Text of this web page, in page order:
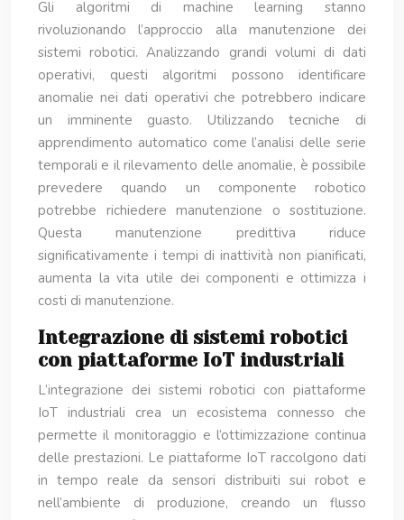
Gli algoritmi di machine learning stanno
rivoluzionando l’approccio alla manutenzione dei
sistemi robotici. Analizzando grandi volumi di dati
operativi, questi algoritmi possono identificare
anomalie nei dati operativi che potrebbero indicare
un imminente guasto. Utilizzando tecniche di
apprendimento automatico come l’analisi delle serie
temporali e il rilevamento delle anomalie, è possibile
prevedere quando un componente robotico
potrebbe richiedere manutenzione o sostituzione.
Questa manutenzione predittiva riduce
significativamente i tempi di inattività non pianificati,
aumenta la vita utile dei componenti e ottimizza i
costi di manutenzione.
Integrazione di sistemi robotici
con piattaforme IoT industriali
L’integrazione dei sistemi robotici con piattaforme
IoT industriali crea un ecosistema connesso che
permette il monitoraggio e l’ottimizzazione continua
delle prestazioni. Le piattaforme IoT raccolgono dati
in tempo reale da sensori distribuiti sui robot e
nell’ambiente di produzione, creando un flusso